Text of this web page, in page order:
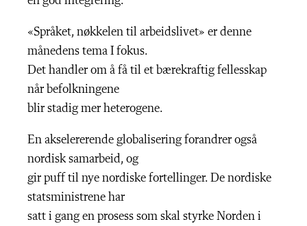
«Språket, nøkkelen til arbeidslivet» er denne
månedens tema I fokus.
Det handler om å få til et bærekraftig fellesskap
når befolkningene
blir stadig mer heterogene.
En akselererende globalisering forandrer også
nordisk samarbeid, og
gir puff til nye nordiske fortellinger. De nordiske
statsministrene har
satt i gang en prosess som skal styrke Norden i